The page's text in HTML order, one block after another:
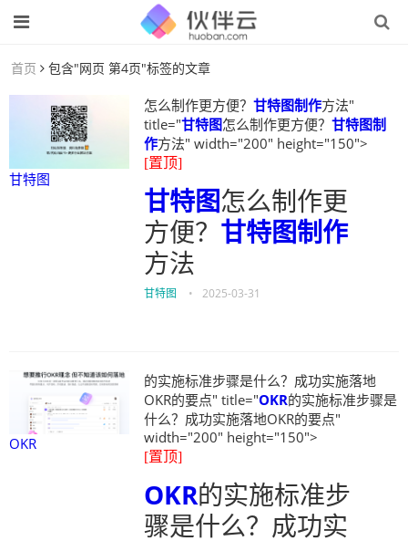
首页 包含"网页 第4页"标签的文章
甘特图
怎么制作更方便？ 甘特图制作方法"
title="甘特图怎么制作更方便？ 甘特图制
作方法" width="200" height="150">
[置顶]
甘特图怎么制作更
方便？ 甘特图制作
方法
甘特图 • 2025-03-31
OKR
的实施标准步骤是什么？成功实施落地
OKR的要点" title="OKR的实施标准步骤是
什么？成功实施落地OKR的要点"
width="200" height="150">
[置顶]
OKR的实施标准步
骤是什么？成功实